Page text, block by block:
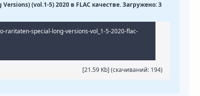
(vol.1-5) 2020 в FLAC качестве. Загружено: 3
raritaten-special-long-versions-vol_1-5-2020-flac-
[21.59 Kb] (cкачиваний: 194)